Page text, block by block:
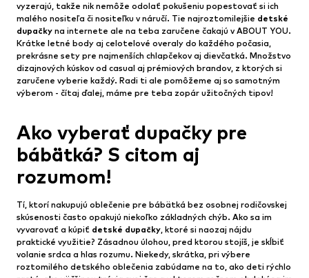
vyzerajú, takže nik nemôže odolať pokušeniu popestovať si ich
malého nositeľa či nositeľku v náručí. Tie najroztomilejšie detské
dupačky na internete ale na teba zaručene čakajú v ABOUT YOU.
Krátke letné body aj celotelové overaly do každého počasia,
prekrásne sety pre najmenších chlapčekov aj dievčatká. Množstvo
dizajnových kúskov od casual aj prémiových brandov, z ktorých si
zaručene vyberie každý. Radi ti ale pomôžeme aj so samotným
výberom - čítaj ďalej, máme pre teba zopár užitočných tipov!
Ako vyberať dupačky pre
bábätká? S citom aj
rozumom!
Tí, ktorí nakupujú oblečenie pre bábätká bez osobnej rodičovskej
skúsenosti často opakujú niekoľko základných chýb. Ako sa im
vyvarovať a kúpiť detské dupačky, ktoré si naozaj nájdu
praktické využitie? Zásadnou úlohou, pred ktorou stojíš, je skĺbiť
volanie srdca a hlas rozumu. Niekedy, skrátka, pri výbere
roztomilého detského oblečenia zabúdame na to, ako deti rýchlo